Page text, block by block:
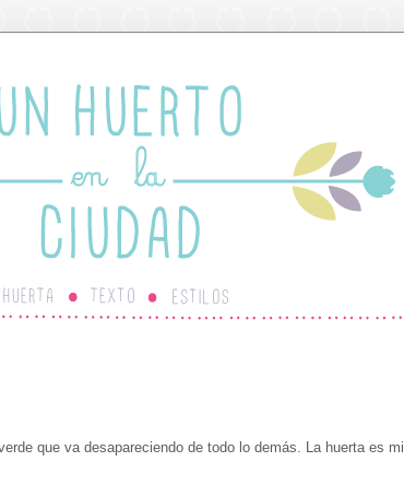
que va desapareciendo de todo lo demás. La huerta es mi